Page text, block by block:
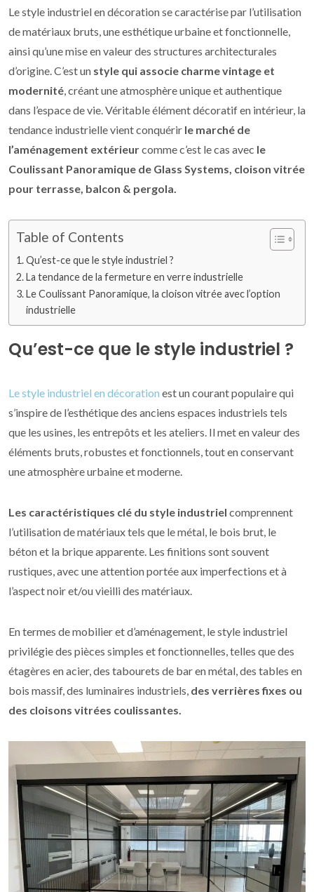
Le style industriel en décoration se caractérise par l’utilisation
de matériaux bruts, une esthétique urbaine et fonctionnelle,
ainsi qu’une mise en valeur des structures architecturales
d’origine. C’est un style qui associe charme vintage et
modernité, créant une atmosphère unique et authentique
dans l’espace de vie. Véritable élément décoratif en intérieur, la
tendance industrielle vient conquérir le marché de
l’aménagement extérieurcomme c’est le cas avec le
Coulissant Panoramique de Glass Systems, cloison vitrée
pour terrasse, balcon & pergola.
Table of Contents
Qu’est-ce que le style industriel ?
La tendance de la fermeture en verre industrielle
Le Coulissant Panoramique, la cloison vitrée avec l’option
industrielle
Qu’est-ce que le style industriel ?
Le style industriel en décoration est un courant populaire qui
s’inspire de l’esthétique des anciens espaces industriels tels
que les usines, les entrepôts et les ateliers. Il met en valeur des
éléments bruts, robustes et fonctionnels, tout en conservant
une atmosphère urbaine et moderne.
Les caractéristiques clé du style industriel comprennent
l’utilisation de matériaux tels que le métal, le bois brut, le
béton et la brique apparente. Les finitions sont souvent
rustiques, avec une attention portée aux imperfections et à
l’aspect noir et/ou vieilli des matériaux.
En termes de mobilier et d’aménagement, le style industriel
privilégie des pièces simples et fonctionnelles, telles que des
étagères en acier, des tabourets de bar en métal, des tables en
bois massif, des luminaires industriels, des verrières fixes ou
des cloisons vitrées coulissantes.